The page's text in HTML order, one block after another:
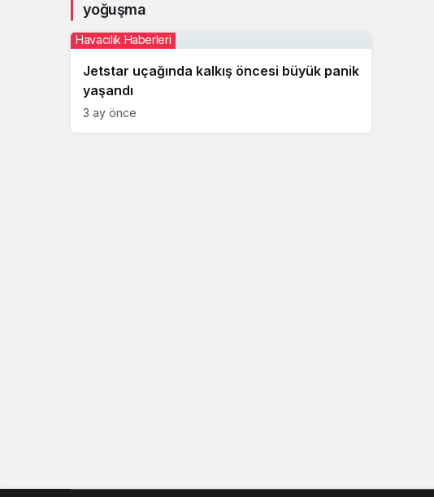
yoğuşma
Jetstar uçağında kalkış öncesi büyük panik
yaşandı
Havacılık Haberleri
3 ay önce